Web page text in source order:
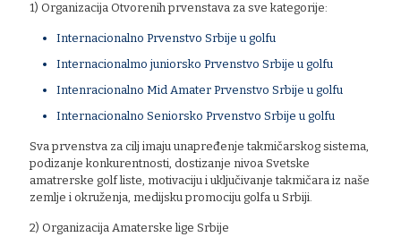
1) Organizacija Otvorenih prvenstava za sve kategorije:
Internacionalno Prvenstvo Srbije u golfu
Internacionalmo juniorsko Prvenstvo Srbije u golfu
Intenracionalno Mid Amater Prvenstvo Srbije u golfu
Internacionalno Seniorsko Prvenstvo Srbije u golfu
Sva prvenstva za cilj imaju unapređenje takmičarskog sistema,
podizanje konkurentnosti, dostizanje nivoa Svetske
amatrerske golf liste, motivaciju i uključivanje takmičara iz naše
zemlje i okruženja, medijsku promociju golfa u Srbiji.
2) Organizacija Amaterske lige Srbije